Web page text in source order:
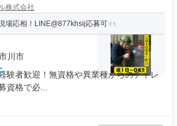
株式会社
場応相！LINE@877khsij応募可
川市
験者歓迎！無資格や異業種からのチャレ
資格で必...